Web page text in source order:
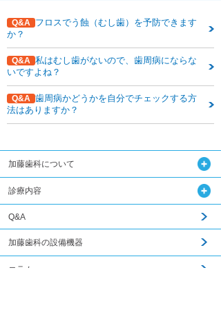
Q&A
フロスでう蝕（むし歯）を予防できます
か？
Q&A
私はむし歯がないので、歯周病にならな
いですよね？
Q&A
歯周病かどうかを自分でチェックする方
法はありますか？
加藤歯科について
診療内容
Q&A
加藤歯科の設備機器
コラム